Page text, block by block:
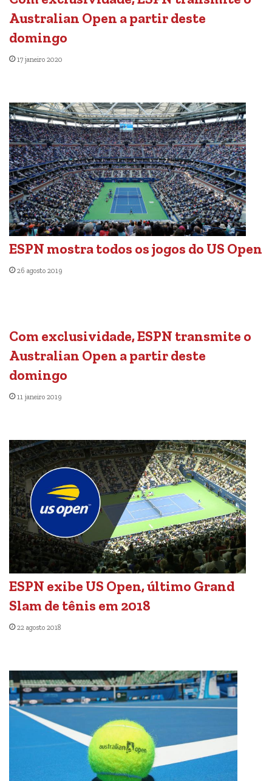
Australian Open a partir deste
domingo
17 janeiro 2020
ESPN mostra todos os jogos do US Open
26 agosto 2019
Com exclusividade, ESPN transmite o
Australian Open a partir deste
domingo
11 janeiro 2019
ESPN exibe US Open, último Grand
Slam de tênis em 2018
22 agosto 2018